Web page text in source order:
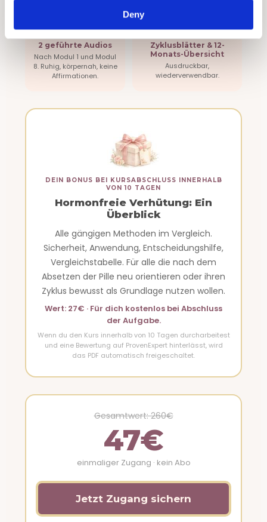
Deny
2 geführte Audios
Nach Modul 1 und Modul
8. Ruhig, körpernah, keine
Affirmationen.
Zyklusblätter & 12-
Monats-Übersicht
Ausdruckbar,
wiederverwendbar.
DEIN BONUS BEI KURSABSCHLUSS INNERHALB
VON 10 TAGEN
Hormonfreie Verhütung: Ein
Überblick
Alle gängigen Methoden im Vergleich.
Sicherheit, Anwendung, Entscheidungshilfe,
Vergleichstabelle. Für alle die nach dem
Absetzen der Pille neu orientieren oder ihren
Zyklus bewusst als Grundlage nutzen wollen.
Wert: 27€ · Für dich kostenlos bei Abschluss
der Aufgabe.
Wenn du den Kurs innerhalb von 10 Tagen durcharbeitest
und eine Bewertung auf ProvenExpert hinterlässt, wird
das PDF automatisch freigeschaltet.
Gesamtwert: 260€
47€
einmaliger Zugang · kein Abo
Jetzt Zugang sichern